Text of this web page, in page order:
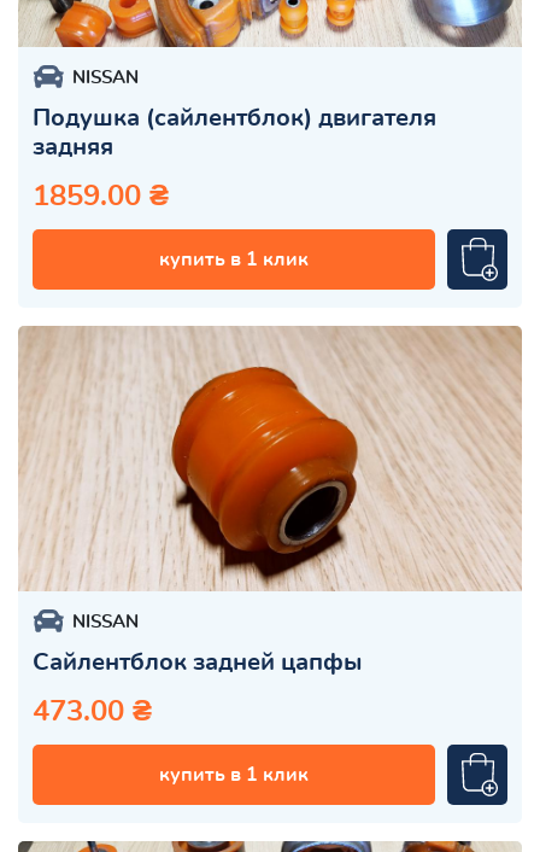
NISSAN
Подушка (сайлентблок) двигателя
задняя
1859.00 ₴
купить в 1 клик
NISSAN
Сайлентблок задней цапфы
473.00 ₴
купить в 1 клик